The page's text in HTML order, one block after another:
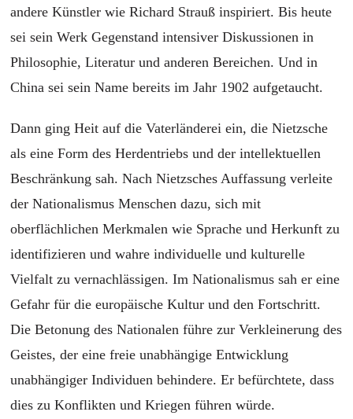
andere Künstler wie Richard Strauß inspiriert. Bis heute
sei sein Werk Gegenstand intensiver Diskussionen in
Philosophie, Literatur und anderen Bereichen. Und in
China sei sein Name bereits im Jahr 1902 aufgetaucht.
Dann ging Heit auf die Vaterländerei ein, die Nietzsche
als eine Form des Herdentriebs und der intellektuellen
Beschränkung sah. Nach Nietzsches Auffassung verleite
der Nationalismus Menschen dazu, sich mit
oberflächlichen Merkmalen wie Sprache und Herkunft zu
identifizieren und wahre individuelle und kulturelle
Vielfalt zu vernachlässigen. Im Nationalismus sah er eine
Gefahr für die europäische Kultur und den Fortschritt.
Die Betonung des Nationalen führe zur Verkleinerung des
Geistes, der eine freie unabhängige Entwicklung
unabhängiger Individuen behindere. Er befürchtete, dass
dies zu Konflikten und Kriegen führen würde.